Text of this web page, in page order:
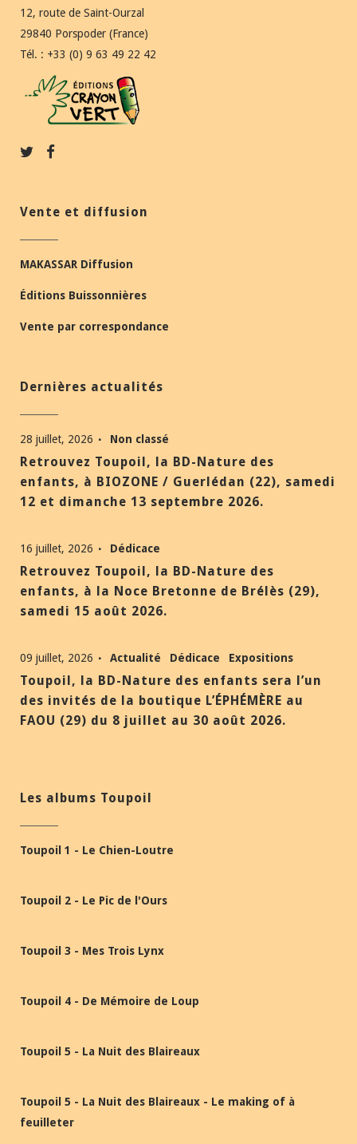
12, route de Saint-Ourzal
29840 Porspoder (France)
Tél. : +33 (0) 9 63 49 22 42
Vente et diffusion
MAKASSAR Diffusion
Éditions Buissonnières
Vente par correspondance
Dernières actualités
28 juillet, 2026 Non classé
Retrouvez Toupoil, la BD-Nature des
enfants, à BIOZONE / Guerlédan (22), samedi
12 et dimanche 13 septembre 2026.
16 juillet, 2026 Dédicace
Retrouvez Toupoil, la BD-Nature des
enfants, à la Noce Bretonne de Brélès (29),
samedi 15 août 2026.
09 juillet, 2026 Actualité Dédicace Expositions
Toupoil, la BD-Nature des enfants sera l’un
des invités de la boutique L’ÉPHÉMÈRE au
FAOU (29) du 8 juillet au 30 août 2026.
Les albums Toupoil
Toupoil 1 - Le Chien-Loutre
Toupoil 2 - Le Pic de l'Ours
Toupoil 3 - Mes Trois Lynx
Toupoil 4 - De Mémoire de Loup
Toupoil 5 - La Nuit des Blaireaux
Toupoil 5 - La Nuit des Blaireaux - Le making of à
feuilleter